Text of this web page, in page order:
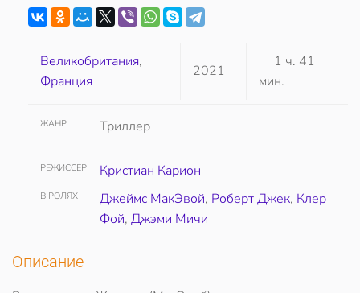
Великобритания,
Франция
2021
1 ч. 41
мин.
ЖАНР Триллер
РЕЖИССЕР Кристиан Карион
В РОЛЯХ Джеймс МакЭвой, Роберт Джек, Клер
Фой, Джэми Мичи
Описание